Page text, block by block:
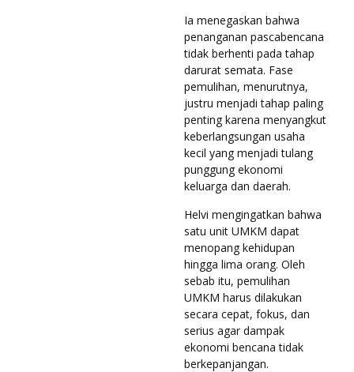
Ia menegaskan bahwa
penanganan pascabencana
tidak berhenti pada tahap
darurat semata. Fase
pemulihan, menurutnya,
justru menjadi tahap paling
penting karena menyangkut
keberlangsungan usaha
kecil yang menjadi tulang
punggung ekonomi
keluarga dan daerah.
Helvi mengingatkan bahwa
satu unit UMKM dapat
menopang kehidupan
hingga lima orang. Oleh
sebab itu, pemulihan
UMKM harus dilakukan
secara cepat, fokus, dan
serius agar dampak
ekonomi bencana tidak
berkepanjangan.